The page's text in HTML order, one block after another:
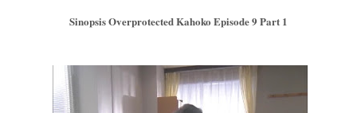
Sinopsis Overprotected Kahoko Episode 9 Part 1